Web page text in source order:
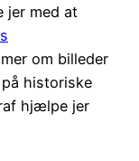
jer med at
om billeder
historiske
hjælpe jer